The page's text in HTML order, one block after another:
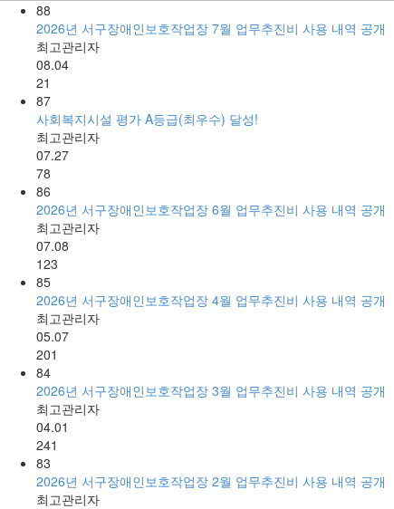
88
2026년 서구장애인보호작업장 7월 업무추진비 사용 내역 공개
최고관리자
08.04
21
87
사회복지시설 평가 A등급(최우수) 달성!
최고관리자
07.27
78
86
2026년 서구장애인보호작업장 6월 업무추진비 사용 내역 공개
최고관리자
07.08
123
85
2026년 서구장애인보호작업장 4월 업무추진비 사용 내역 공개
최고관리자
05.07
201
84
2026년 서구장애인보호작업장 3월 업무추진비 사용 내역 공개
최고관리자
04.01
241
83
2026년 서구장애인보호작업장 2월 업무추진비 사용 내역 공개
최고관리자